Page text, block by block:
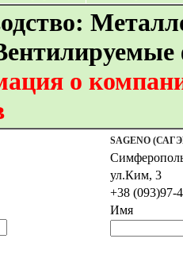
о
SAGENO
ул.Ким, 3
+38 (093)97-
Имя